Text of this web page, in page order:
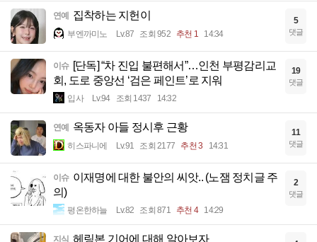
연예 집착하는 지헌이
부엔까미노 Lv.87 조회 952 추천 1 14:34
5
댓글
이슈 [단독] “차 진입 불편해서”…인천 부평감리교
회, 도로 중앙선 ‘검은 페인트’로 지워
입사 Lv.94 조회 1437 14:32
19
댓글
연예 옥동자 아들 정시후 근황
히스파니에 Lv.91 조회 2177 추천 3 14:31
11
댓글
이슈 이재명에 대한 불안의 씨앗.. (노잼 정치글 주
의)
평온한하늘 Lv.82 조회 871 추천 4 14:29
2
댓글
지식 헤링본 기어에 대해 알아보자